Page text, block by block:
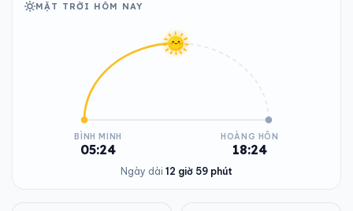
MẶT TRỜI HÔM NAY
BÌNH MINH
05:24
HOÀNG HÔN
18:24
Ngày dài 12 giờ 59 phút